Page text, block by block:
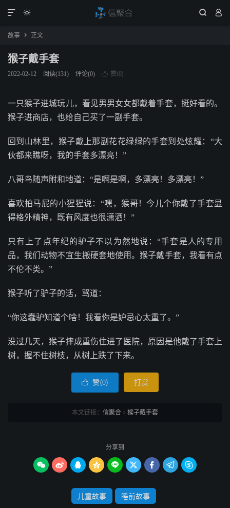
  

故事  正文
猴子戴手套
2022-02-12 阅读(131) 评论(0)  赞(0)
一只猴子进城玩儿，看见男男女女都戴着手套，挺好看的。
猴子进商店，也给自己买了一副手套。
回到山林里，猴子戴上那副花花绿绿的手套到处炫耀：“大
伙都来瞧呀，我的手套多漂亮！”
八哥鸟随声附和地道：“是啊是啊，多漂亮！多漂亮！”
喜欢拍马屁的小猩猩说：“嘿，猴哥！今儿个你戴了手套显
得格外精神，既有风度也很潇洒！”
只有上了点年纪的驴子不以为然地说：“手套是人的专用
品，我们动物不宜生搬硬套地使用。猴子戴手套，我看有点
不伦不类。”
猴子听了驴子的话，骂道：
“你这蠢驴知道个啥！我看你是妒忌心太重了。”
没过几天，猴子摔成重伤住进了医院，原因是他戴了手套上
树，握不住树枝，从树上跌了下来。
 赞(0) 打赏
本文链接： 信聚合 » 猴子戴手套
分享到
        
儿童故事 睡前故事